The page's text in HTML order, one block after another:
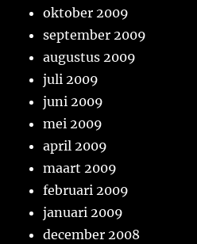
oktober 2009
september 2009
augustus 2009
juli 2009
juni 2009
mei 2009
april 2009
maart 2009
februari 2009
januari 2009
december 2008